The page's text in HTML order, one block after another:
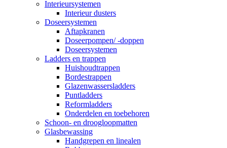
Interieursystemen
Interieur dusters
Doseersystemen
Aftapkranen
Doseerpompen/ -doppen
Doseersystemen
Ladders en trappen
Huishoudtrappen
Bordestrappen
Glazenwassersladders
Puntladders
Reformladders
Onderdelen en toebehoren
Schoon- en droogloopmatten
Glasbewassing
Handgrepen en linealen